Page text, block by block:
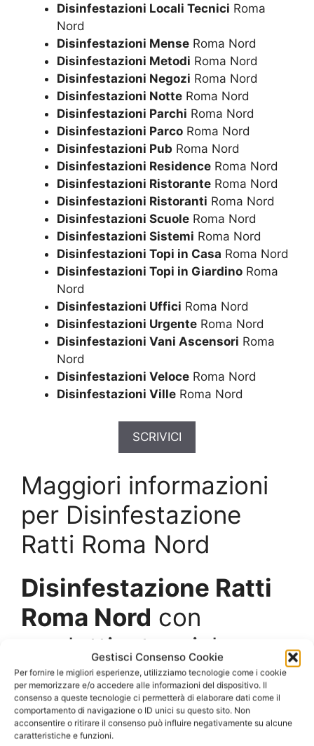
Gestisci Consenso Cookie
Per fornire le migliori esperienze, utilizziamo tecnologie come i cookie
per memorizzare e/o accedere alle informazioni del dispositivo. Il
consenso a queste tecnologie ci permetterà di elaborare dati come il
comportamento di navigazione o ID unici su questo sito. Non
acconsentire o ritirare il consenso può influire negativamente su alcune
caratteristiche e funzioni.
Disinfestazioni Locali Tecnici Roma
Nord
Disinfestazioni Mense Roma Nord
Disinfestazioni Metodi Roma Nord
Disinfestazioni Negozi Roma Nord
Disinfestazioni Notte Roma Nord
Disinfestazioni Parchi Roma Nord
Disinfestazioni Parco Roma Nord
Disinfestazioni Pub Roma Nord
Disinfestazioni Residence Roma Nord
Disinfestazioni Ristorante Roma Nord
Disinfestazioni Ristoranti Roma Nord
Disinfestazioni Scuole Roma Nord
Disinfestazioni Sistemi Roma Nord
Disinfestazioni Topi in Casa Roma Nord
Disinfestazioni Topi in Giardino Roma
Nord
Disinfestazioni Uffici Roma Nord
Disinfestazioni Urgente Roma Nord
Disinfestazioni Vani Ascensori Roma
Nord
Disinfestazioni Veloce Roma Nord
Disinfestazioni Ville Roma Nord
SCRIVICI
Maggiori informazioni
per Disinfestazione
Ratti Roma Nord
Disinfestazione Ratti
Roma Nord con
prodotti e tecniche
professionali
Ratti e topi sono presenti normalmente non solo
nelle campagne ma anche in tutti i luoghi